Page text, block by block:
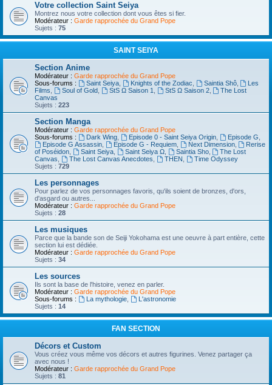
Votre collection Saint Seiya
Montrez nous votre collection dont vous êtes si fier.
Modérateur : Garde rapprochée du Grand Pope
Sujets : 75
SAINT SEIYA
Section Anime
Modérateur : Garde rapprochée du Grand Pope
Sous-forums :
Saint Seiya, Knights of the Zodiac Saintia Shô,
Les
Films
Soul of Gold, StS Ω Saison 1 StS Ω Saison 2,
The Lost
Canvas
Sujets : 223
Section Manga
Modérateur : Garde rapprochée du Grand Pope
Sous-forums :
Dark Wing, Episode 0 - Saint Seiya Origin, Episode G
Episode G Assassin, Episode G - Requiem, Next Dimension,
Rerise
of Poséidon
Saint Seiya, Saint Seiya Ω, Saintia Sho,
The Lost
Canvas
The Lost Canvas Anecdotes THEN
Time Odyssey
Sujets : 729
Les personnages
Pour parlez de vos personnages favoris, qu'ils soient de bronzes, d'ors,
d'asgard ou autres...
Modérateur : Garde rapprochée du Grand Pope
Sujets : 28
Les musiques
Parce que la bande son de Seiji Yokohama est une oeuvre à part entière, cette
section lui est dédiée.
Modérateur : Garde rapprochée du Grand Pope
Sujets : 34
Les sources
Ils sont la base de l'histoire, venez en parler.
Modérateur : Garde rapprochée du Grand Pope
Sous-forums :
La mythologie,
L'astronomie
Sujets : 14
FAN SECTION
Décors et Custom
Vous créez vous même vos décors et autres figurines. Venez partager ça
avec nous !
Modérateur : Garde rapprochée du Grand Pope
Sujets : 81